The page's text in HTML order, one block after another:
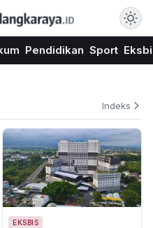
Pendidikan Sport
Indeks
EKSBIS